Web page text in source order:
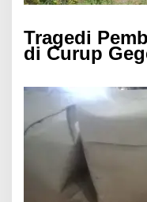
Tragedi
di Curup